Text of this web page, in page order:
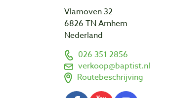
Vlamoven 32
6826 TN Arnhem
Nederland
026 351 2856
verkoop@baptist.nl
Routebeschrijving